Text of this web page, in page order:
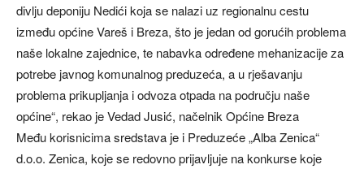
divlju deponiju Nedići koja se nalazi uz regionalnu cestu
između općine Vareš i Breza, što je jedan od gorućih problema
naše lokalne zajednice, te nabavka određene mehanizacije za
potrebe javnog komunalnog preduzeća, a u rješavanju
problema prikupljanja i odvoza otpada na području naše
općine“, rekao je Vedad Jusić, načelnik Općine Breza
Među korisnicima sredstava je i Preduzeće „Alba Zenica“
d.o.o. Zenica, koje se redovno prijavljuje na konkurse koje